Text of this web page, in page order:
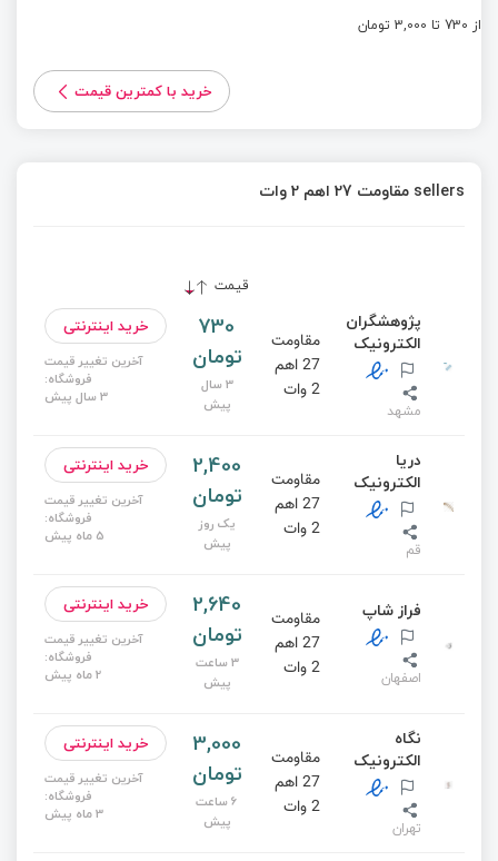
از 730 تا 3,000 تومان
خرید با کمترین قیمت
sellers مقاومت 27 اهم 2 وات
قیمت
پژوهشگران
الکترونیک
مشهد
مقاومت
27 اهم
2 وات
730
تومان
3 سال
پیش
خرید اینترنتی
آخرین تغییر قیمت
فروشگاه:
3 سال پیش
دریا
الکترونیک
قم
مقاومت
27 اهم
2 وات
2,400
تومان
یک روز
پیش
خرید اینترنتی
آخرین تغییر قیمت
فروشگاه:
5 ماه پیش
فراز شاپ
اصفهان
مقاومت
27 اهم
2 وات
2,640
تومان
3 ساعت
پیش
خرید اینترنتی
آخرین تغییر قیمت
فروشگاه:
2 ماه پیش
نگاه
الکترونیک
تهران
مقاومت
27 اهم
2 وات
3,000
تومان
6 ساعت
پیش
خرید اینترنتی
آخرین تغییر قیمت
فروشگاه:
3 ماه پیش